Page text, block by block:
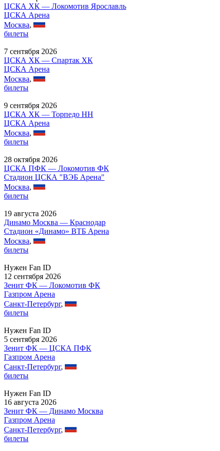
ЦСКА ХК — Локомотив Ярославль
ЦСКА Арена
Москва,
билеты
7 сентября 2026
ЦСКА ХК — Спартак ХК
ЦСКА Арена
Москва,
билеты
9 сентября 2026
ЦСКА ХК — Торпедо НН
ЦСКА Арена
Москва,
билеты
28 октября 2026
ЦСКА ПФК — Локомотив ФК
Стадион ЦСКА "ВЭБ Арена"
Москва,
билеты
19 августа 2026
Динамо Москва — Краснодар
Стадион «Динамо» ВТБ Арена
Москва,
билеты
Нужен Fan ID
12 сентября 2026
Зенит ФК — Локомотив ФК
Газпром Арена
Санкт-Петербург,
билеты
Нужен Fan ID
5 сентября 2026
Зенит ФК — ЦСКА ПФК
Газпром Арена
Санкт-Петербург,
билеты
Нужен Fan ID
16 августа 2026
Зенит ФК — Динамо Москва
Газпром Арена
Санкт-Петербург,
билеты